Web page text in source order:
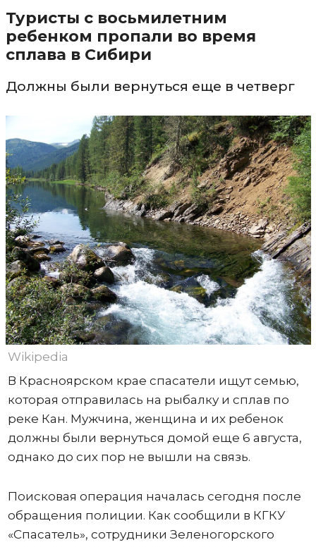
Туристы с восьмилетним
ребенком пропали во время
сплава в Сибири
Должны были вернуться еще в четверг
Wikipedia
В Красноярском крае спасатели ищут семью,
которая отправилась на рыбалку и сплав по
реке Кан. Мужчина, женщина и их ребенок
должны были вернуться домой еще 6 августа,
однако до сих пор не вышли на связь.
Поисковая операция началась сегодня после
обращения полиции. Как сообщили в КГКУ
«Спасатель», сотрудники Зеленогорского